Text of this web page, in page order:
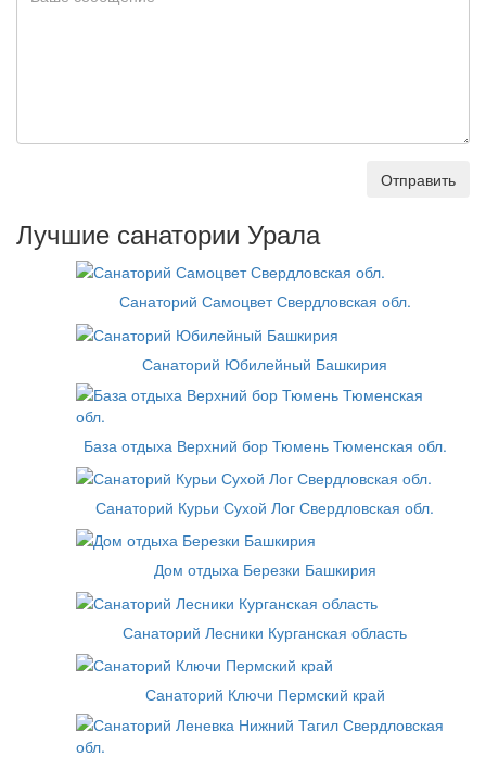
Отправить
Лучшие санатории Урала
Санаторий Самоцвет Свердловская обл.
Санаторий Юбилейный Башкирия
База отдыха Верхний бор Тюмень Тюменская обл.
Санаторий Курьи Сухой Лог Свердловская обл.
Дом отдыха Березки Башкирия
Санаторий Лесники Курганская область
Санаторий Ключи Пермский край